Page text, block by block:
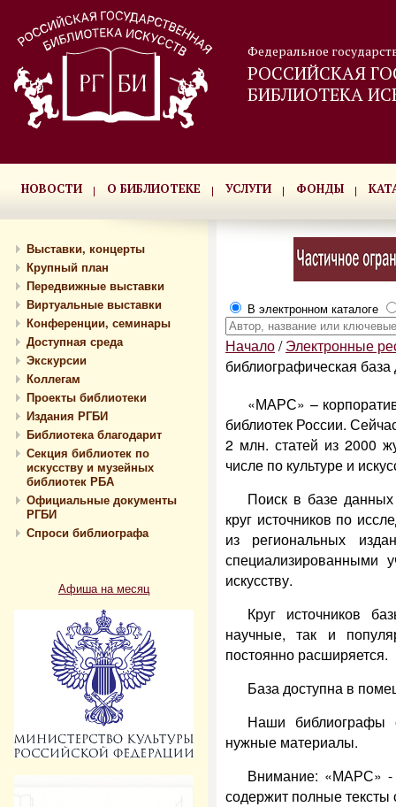
Федеральное
РОССИЙСКАЯ
БИБЛИОТЕКА
НОВОСТИ О БИБЛИОТЕКЕ УСЛУГИ ФОНДЫ
Выставки, концерты
Крупный план
Передвижные выставки
Виртуальные выставки
Конференции, семинары
Доступная среда
Экскурсии
Коллегам
Проекты библиотеки
Издания РГБИ
Библиотека благодарит
Секция библиотек по
искусству и музейных
библиотек РБА
Официальные документы
РГБИ
Спроси библиографа
Афиша на месяц
В электронном каталоге
Начало/ Электронные
библиографическая
«МАРС» –
библиотек России.
2 млн. статей из 2000
числе по культуре и
Поиск в базе
круг источников по
из региональных
специализированными
искусству.
Круг источников
научные, так и
постоянно расширяется.
База доступна в
Наши библиографы
нужные материалы.
Внимание: «МАРС» -
содержит полные тексты